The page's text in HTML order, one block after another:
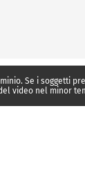
Se i
video nel minor